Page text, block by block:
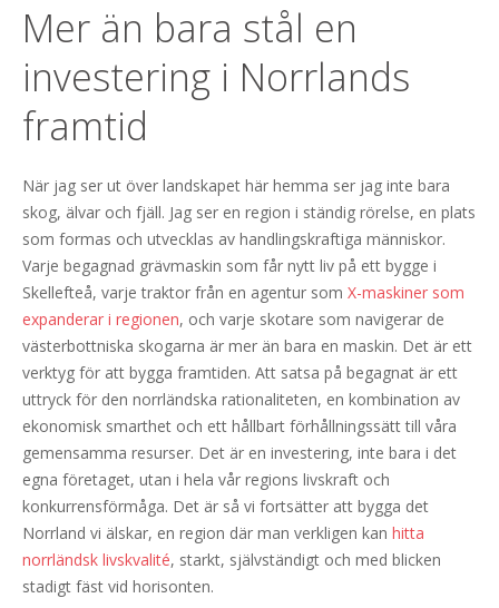
Mer än bara stål en
investering i Norrlands
framtid
När jag ser ut över landskapet här hemma ser jag inte bara
skog, älvar och fjäll. Jag ser en region i ständig rörelse, en plats
som formas och utvecklas av handlingskraftiga människor.
Varje begagnad grävmaskin som får nytt liv på ett bygge i
Skellefteå, varje traktor från en agentur som X-maskiner som
expanderar i regionen, och varje skotare som navigerar de
västerbottniska skogarna är mer än bara en maskin. Det är ett
verktyg för att bygga framtiden. Att satsa på begagnat är ett
uttryck för den norrländska rationaliteten, en kombination av
ekonomisk smarthet och ett hållbart förhållningssätt till våra
gemensamma resurser. Det är en investering, inte bara i det
egna företaget, utan i hela vår regions livskraft och
konkurrensförmåga. Det är så vi fortsätter att bygga det
Norrland vi älskar, en region där man verkligen kan hitta
norrländsk livskvalité, starkt, självständigt och med blicken
stadigt fäst vid horisonten.